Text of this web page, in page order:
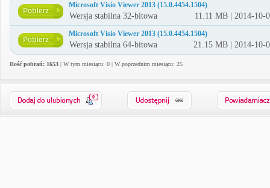
Microsoft Visio Viewer 2013 (15.0.4454.1504)
Wersja stabilna 32-bitowa 11.11 MB | 2014-10-
Microsoft Visio Viewer 2013 (15.0.4454.1504)
Wersja stabilna 64-bitowa 21.15 MB | 2014-10-
Ilość pobrań: 1653 | W tym miesiącu: 0 | W poprzednim miesiącu: 25
0